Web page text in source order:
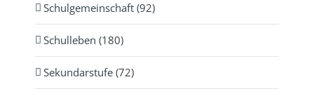
Schulgemeinschaft (92)
Schulleben (180)
Sekundarstufe (72)